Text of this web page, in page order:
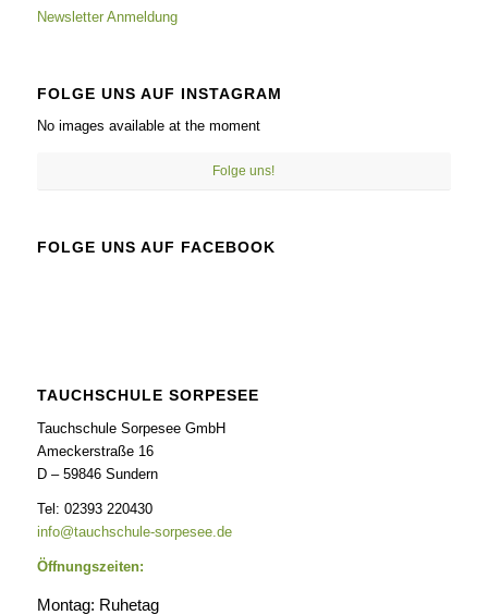
Newsletter Anmeldung
FOLGE UNS AUF INSTAGRAM
No images available at the moment
Folge uns!
FOLGE UNS AUF FACEBOOK
TAUCHSCHULE SORPESEE
Tauchschule Sorpesee GmbH
Ameckerstraße 16
D – 59846 Sundern
Tel: 02393 220430
info@tauchschule-sorpesee.de
Öffnungszeiten:
Montag: Ruhetag